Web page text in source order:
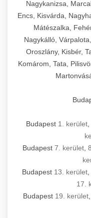
Ipari sütők
chef-
használatot,
Ipari
választéka
kereskedelmi
technológiával
acél
karbantartási
élettartamot
Ipari
kereskedelmi
tisztíthatók,
megfelelnek
előírásnak.
állnak
feldolgozandó
Biztonságos
Sajtreszelő
chef-
berendezést
egy
kereskedelmi
és
grillsütők,
kiegészítő
megtalál.
megfelelő
konyha
üzembe
garancia, gyors
támogatás
Nagykanizsa,
Encs, Kisvárda,
Mátészalka,
Nagykálló,
Oroszlány, Kisbér,
Komárom, Tata,
Budapest 1. kerület
Budapest 7. kerület,
Budapest 13. kerület
17.
Budapest 19. kerület